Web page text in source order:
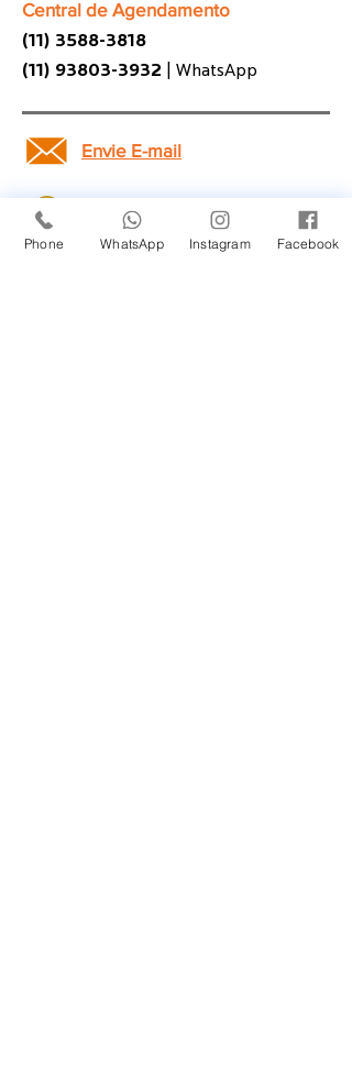
Central de Agendamento
(11) 3588-3818
(11) 93803-3932 | WhatsApp
Envie E-mail
WhatsApp
Phone WhatsApp Instagram Facebook